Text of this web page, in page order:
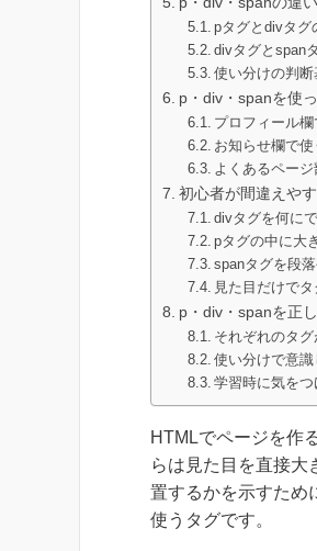
pタグとdivタグ
divタグとspan
使い分けの判断
p・div・spanを使
プロフィール欄
お知らせ欄で使
よくあるペー
初心者が間違えや
divタグを何に
pタグの中に大
spanタグを段
見た目だけで
p・div・spanを正
それぞれのタ
使い分けで意
学習時に気を
HTMLでページを作
らは見た目を直接大
置するかを示すため
使うタグです。